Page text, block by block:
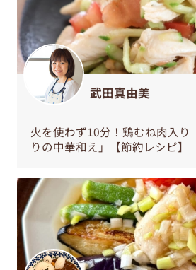
武田真由美
火を使わず10分！鶏むね肉入り
りの中華和え」【節約レシピ】